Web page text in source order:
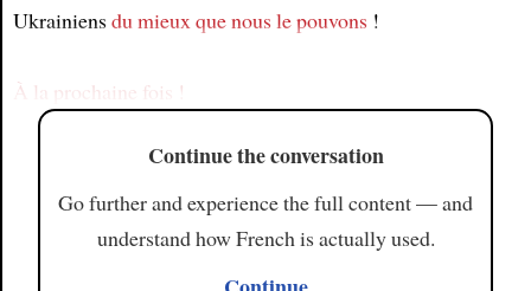
Article
Ukrainiensdu mieux que nous le pouvons !
À la prochaine fois !
Continue the conversation
Go further and experience the full content — and
understand how French is actually used.